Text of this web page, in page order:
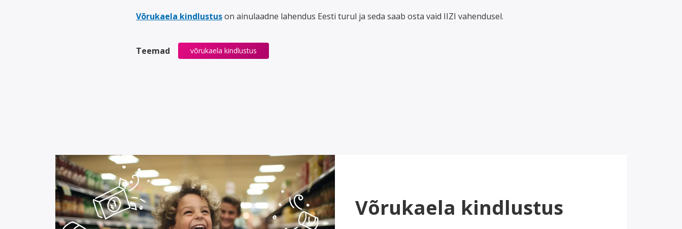
Võrukaela kindlustuson ainulaadne lahendus Eesti turul ja seda saab osta vaid IIZI vahendusel.
Teemad võrukaela kindlustus
Võrukaela kindlustus